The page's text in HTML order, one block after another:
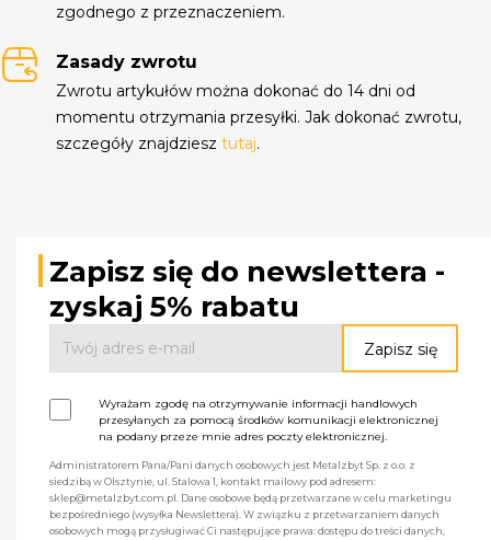
zgodnego z przeznaczeniem.
Zasady zwrotu
Zwrotu artykułów można dokonać do 14 dni od
momentu otrzymania przesyłki. Jak dokonać zwrotu,
szczegóły znajdziesztutaj.
Zapisz się do newslettera -
zyskaj 5% rabatu
Wyrażam zgodę na otrzymywanie informacji handlowych
przesyłanych za pomocą środków komunikacji elektronicznej
na podany przeze mnie adres poczty elektronicznej.
Administratorem Pana/Pani danych osobowych jest Metalzbyt Sp. z o.o. z
siedzibą w Olsztynie, ul. Stalowa 1, kontakt mailowy pod adresem:
sklep@metalzbyt.com.pl. Dane osobowe będą przetwarzane w celu marketingu
bezpośredniego (wysyłka Newslettera). W związku z przetwarzaniem danych
osobowych mogą przysługiwać Ci następujące prawa: dostępu do treści danych,